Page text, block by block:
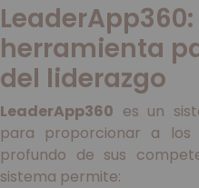
herramienta
del liderazgo
LeaderApp360 es un
para proporcionar a los
profundo de sus
sistema permite: